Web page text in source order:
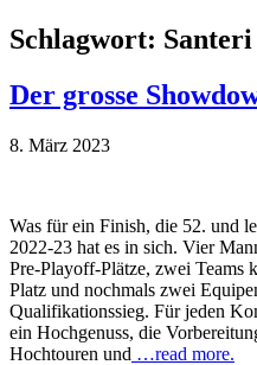
Schlagwort:
Der grosse
8. März 2023
Was für ein Finish, die 52. und
2022-23 hat es in sich. Vier
Pre-Playoff-Plätze, zwei Teams
Platz und nochmals zwei
Qualifikationssieg. Für jeden
ein Hochgenuss, die
Hochtouren und …read more.